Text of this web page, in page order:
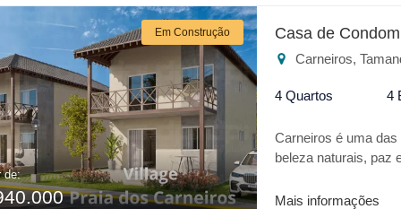
zem Para o seu
Em Construção
de:
Casa de
Carneiros,
4 Quartos 4
Carneiros é uma
beleza naturais, paz
casa de praia com
Mais informações